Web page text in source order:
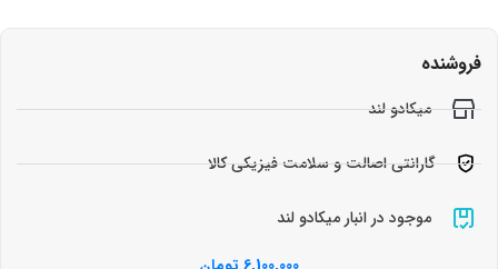
فروشنده
میکادو لند
گارانتی اصالت و سلامت فیزیکی کالا
موجود در انبار میکادو لند